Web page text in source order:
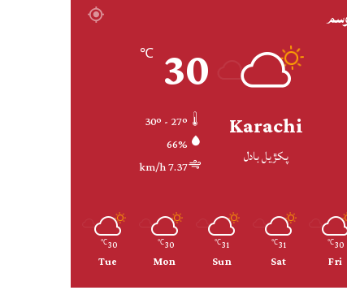
Karachi
پکڙيل بادل
30
℃
66%
7.37 km/h
30
℃
Fri
31
℃
Sat
31
℃
Sun
30
℃
Mon
30
℃
Tue